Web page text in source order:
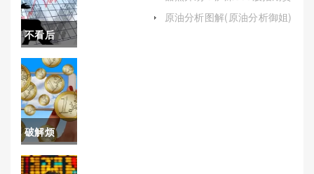
银保证金
(同花顺白
银期货保
证金是多
少)
不看后
悔！内盘
原油期货
保证金(原
油期货保
证金一手
破解烦
恼！国内
更好地理解和控制交易成
原油分析图解(原油分析御姐)